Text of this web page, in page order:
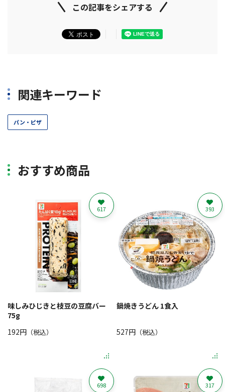
この記事をシェアする
関連キーワード
パン・ピザ
おすすめ商品
味しみひじきと枝豆の豆腐バー
75g
192円 （税込）
617
鍋焼きうどん 1食入
527円（税込）
393
698 317